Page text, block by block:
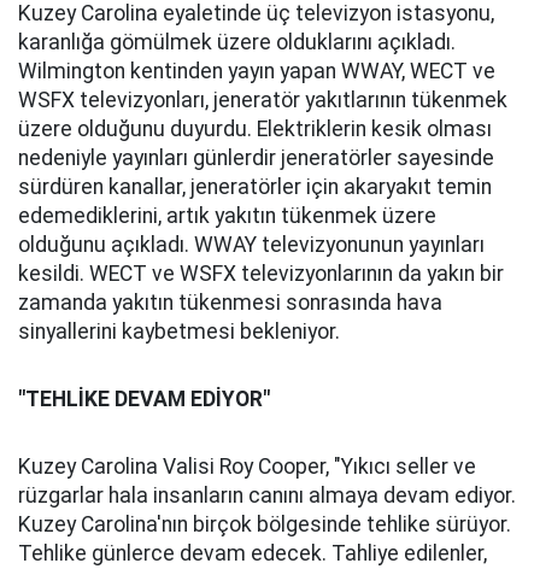
Kuzey Carolina eyaletinde üç televizyon istasyonu,
karanlığa gömülmek üzere olduklarını açıkladı.
Wilmington kentinden yayın yapan WWAY, WECT ve
WSFX televizyonları, jeneratör yakıtlarının tükenmek
üzere olduğunu duyurdu. Elektriklerin kesik olması
nedeniyle yayınları günlerdir jeneratörler sayesinde
sürdüren kanallar, jeneratörler için akaryakıt temin
edemediklerini, artık yakıtın tükenmek üzere
olduğunu açıkladı. WWAY televizyonunun yayınları
kesildi. WECT ve WSFX televizyonlarının da yakın bir
zamanda yakıtın tükenmesi sonrasında hava
sinyallerini kaybetmesi bekleniyor.
"TEHLİKE DEVAM EDİYOR"
Kuzey Carolina Valisi Roy Cooper, "Yıkıcı seller ve
rüzgarlar hala insanların canını almaya devam ediyor.
Kuzey Carolina'nın birçok bölgesinde tehlike sürüyor.
Tehlike günlerce devam edecek. Tahliye edilenler,